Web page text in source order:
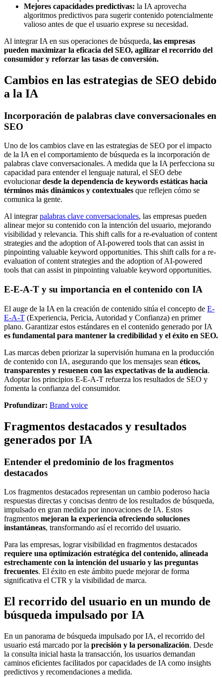
Mejores capacidades predictivas: la IA aprovecha
algoritmos predictivos para sugerir contenido potencialmente
valioso antes de que el usuario exprese su necesidad.
Al integrar IA en sus operaciones de búsqueda, las empresas
pueden maximizar la eficacia del SEO, agilizar el recorrido del
consumidor y reforzar las tasas de conversión.
Cambios en las estrategias de SEO debido
a la IA
Incorporación de palabras clave conversacionales en
SEO
Uno de los cambios clave en las estrategias de SEO por el impacto
de la IA en el comportamiento de búsqueda es la incorporación de
palabras clave conversacionales. A medida que la IA perfecciona su
capacidad para entender el lenguaje natural, el SEO debe
evolucionardesde la dependencia de keywords estáticas hacia
términos más dinámicos y contextuales que reflejen cómo se
comunica la gente.
Al integrarpalabras clave conversacionales, las empresas pueden
alinear mejor su contenido con la intención del usuario, mejorando
visibilidad y relevancia. This shift calls for a re-evaluation of content
strategies and the adoption of AI-powered tools that can assist in
pinpointing valuable keyword opportunities. This shift calls for a re-
evaluation of content strategies and the adoption of AI-powered
tools that can assist in pinpointing valuable keyword opportunities.
E-E-A-T y su importancia en el contenido con IA
El auge de la IA en la creación de contenido sitúa el concepto de E-
E-A-T (Experiencia, Pericia, Autoridad y Confianza) en primer
plano. Garantizar estos estándares en el contenido generado por IA
es fundamental para mantener la credibilidad y el éxito en SEO.
Las marcas deben priorizar la supervisión humana en la producción
de contenido con IA, asegurando que los mensajes sean éticos,
transparentes y resuenen con las expectativas de la audiencia.
Adoptar los principios E-E-A-T refuerza los resultados de SEO y
fomenta la confianza del consumidor.
Profundizar: Brand voice
Fragmentos destacados y resultados
generados por IA
Entender el predominio de los fragmentos
destacados
Los fragmentos destacados representan un cambio poderoso hacia
respuestas directas y concisas dentro de los resultados de búsqueda,
impulsado en gran medida por innovaciones de IA. Estos
fragmentos mejoran la experiencia ofreciendo soluciones
instantáneas, transformando así el recorrido del usuario.
Para las empresas, lograr visibilidad en fragmentos destacados
requiere una optimización estratégica del contenido, alineada
estrechamente con la intención del usuario y las preguntas
frecuentes. El éxito en este ámbito puede mejorar de forma
significativa el CTR y la visibilidad de marca.
El recorrido del usuario en un mundo de
búsqueda impulsado por IA
En un panorama de búsqueda impulsado por IA, el recorrido del
usuario está marcado por la precisión y la personalización. Desde
la consulta inicial hasta la transacción, los usuarios demandan
caminos eficientes facilitados por capacidades de IA como insights
predictivos y recomendaciones a medida.